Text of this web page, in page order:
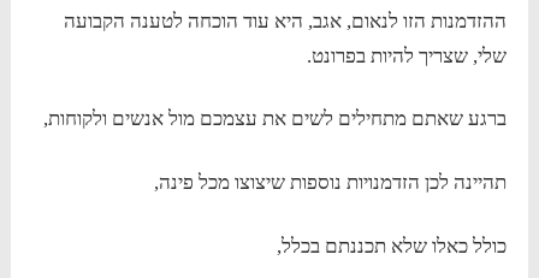
ההזדמנות הזו לנאום, אגב, היא עוד הוכחה לטענה הקבועה
שלי, שצריך להיות בפרונט.
ברגע שאתם מתחילים לשים את עצמכם מול אנשים ולקוחות,
תהיינה לכן הזדמנויות נוספות שיצוצו מכל פינה,
כולל כאלו שלא תכננתם בכלל,